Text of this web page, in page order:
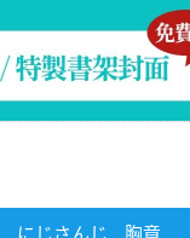
にじさんじ 胸章